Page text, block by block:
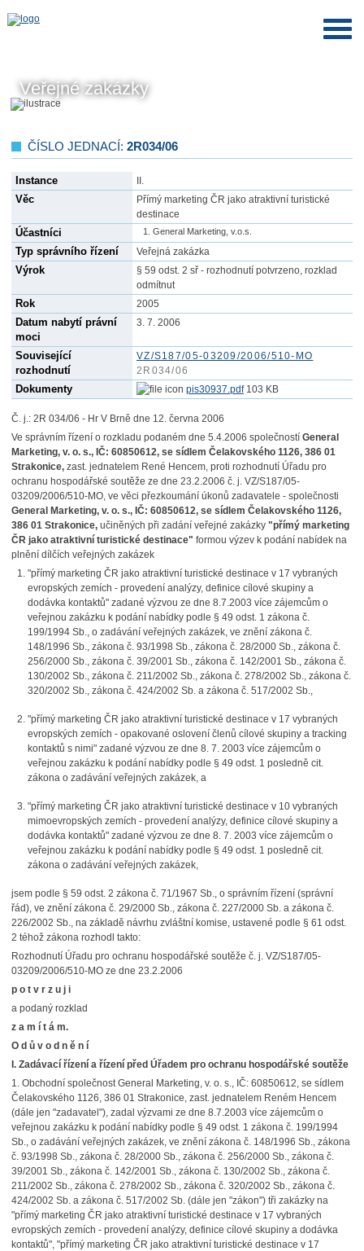
Veřejné zakázky
ČÍSLO JEDNACÍ: 2R034/06
Instance II.
Věc
Přímý marketing ČR jako atraktivní turistické
destinace
Účastníci General Marketing, v.o.s.
Typ správního řízení Veřejná zakázka
Výrok
§ 59 odst. 2 sř - rozhodnutí potvrzeno, rozklad
odmítnut
Rok 2005
Datum nabytí právní
moci
3. 7. 2006
Související
rozhodnutí
VZ/S187/05-03209/2006/510-MO
2R034/06
Dokumenty pis30937.pdf103 KB
Č. j.: 2R 034/06 - Hr V Brně dne 12. června 2006
Ve správním řízení o rozkladu podaném dne 5.4.2006 společností General
Marketing, v. o. s., IČ: 60850612, se sídlem Čelakovského 1126, 386 01
Strakonice,zast. jednatelem René Hencem, proti rozhodnutí Úřadu pro
ochranu hospodářské soutěže ze dne 23.2.2006 č. j. VZ/S187/05-
03209/2006/510-MO, ve věci přezkoumání úkonů zadavatele - společnosti
General Marketing, v. o. s., IČ: 60850612, se sídlem Čelakovského 1126,
386 01 Strakonice,učiněných při zadání veřejné zakázky "přímý marketing
ČR jako atraktivní turistické destinace" formou výzev k podání nabídek na
plnění dílčích veřejných zakázek
"přímý marketing ČR jako atraktivní turistické destinace v 17 vybraných
evropských zemích - provedení analýzy, definice cílové skupiny a
dodávka kontaktů" zadané výzvou ze dne 8.7.2003 více zájemcům o
veřejnou zakázku k podání nabídky podle § 49 odst. 1 zákona č.
199/1994 Sb., o zadávání veřejných zakázek, ve znění zákona č.
148/1996 Sb., zákona č. 93/1998 Sb., zákona č. 28/2000 Sb., zákona č.
256/2000 Sb., zákona č. 39/2001 Sb., zákona č. 142/2001 Sb., zákona č.
130/2002 Sb., zákona č. 211/2002 Sb., zákona č. 278/2002 Sb., zákona č.
320/2002 Sb., zákona č. 424/2002 Sb. a zákona č. 517/2002 Sb.,
"přímý marketing ČR jako atraktivní turistické destinace v 17 vybraných
evropských zemích - opakované oslovení členů cílové skupiny a tracking
kontaktů s nimi" zadané výzvou ze dne 8. 7. 2003 více zájemcům o
veřejnou zakázku k podání nabídky podle § 49 odst. 1 posledně cit.
zákona o zadávání veřejných zakázek, a
"přímý marketing ČR jako atraktivní turistické destinace v 10 vybraných
mimoevropských zemích - provedení analýzy, definice cílové skupiny a
dodávka kontaktů" zadané výzvou ze dne 8. 7. 2003 více zájemcům o
veřejnou zakázku k podání nabídky podle § 49 odst. 1 posledně cit.
zákona o zadávání veřejných zakázek,
jsem podle § 59 odst. 2 zákona č. 71/1967 Sb., o správním řízení (správní
řád), ve znění zákona č. 29/2000 Sb., zákona č. 227/2000 Sb. a zákona č.
226/2002 Sb., na základě návrhu zvláštní komise, ustavené podle § 61 odst.
2 téhož zákona rozhodl takto:
Rozhodnutí Úřadu pro ochranu hospodářské soutěže č. j. VZ/S187/05-
03209/2006/510-MO ze dne 23.2.2006
p o t v r z u j i
a podaný rozklad
z a m í t á m.
O d ů v o d n ě n í
I. Zadávací řízení a řízení před Úřadem pro ochranu hospodářské soutěže
1. Obchodní společnost General Marketing, v. o. s., IČ: 60850612, se sídlem
Čelakovského 1126, 386 01 Strakonice, zast. jednatelem Reném Hencem
(dále jen "zadavatel"), zadal výzvami ze dne 8.7.2003 více zájemcům o
veřejnou zakázku k podání nabídky podle § 49 odst. 1 zákona č. 199/1994
Sb., o zadávání veřejných zakázek, ve znění zákona č. 148/1996 Sb., zákona
č. 93/1998 Sb., zákona č. 28/2000 Sb., zákona č. 256/2000 Sb., zákona č.
39/2001 Sb., zákona č. 142/2001 Sb., zákona č. 130/2002 Sb., zákona č.
211/2002 Sb., zákona č. 278/2002 Sb., zákona č. 320/2002 Sb., zákona č.
424/2002 Sb. a zákona č. 517/2002 Sb. (dále jen "zákon") tři zakázky na
"přímý marketing ČR jako atraktivní turistické destinace v 17 vybraných
evropských zemích - provedení analýzy, definice cílové skupiny a dodávka
kontaktů", "přímý marketing ČR jako atraktivní turistické destinace v 17